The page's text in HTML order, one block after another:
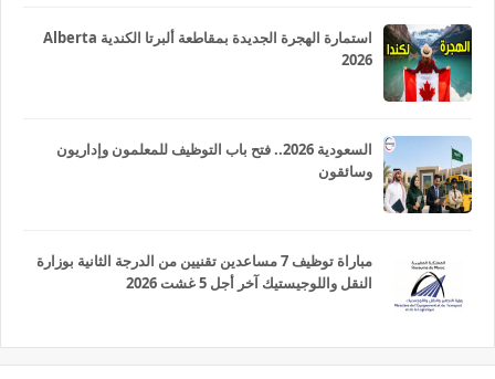
استمارة الهجرة الجديدة بمقاطعة ألبرتا الكندية Alberta
2026
السعودية 2026.. فتح باب التوظيف للمعلمون وإداريون
وسائقون
مباراة توظيف 7 مساعدين تقنيين من الدرجة الثانية بوزارة
النقل واللوجيستيك آخر أجل 5 غشت 2026